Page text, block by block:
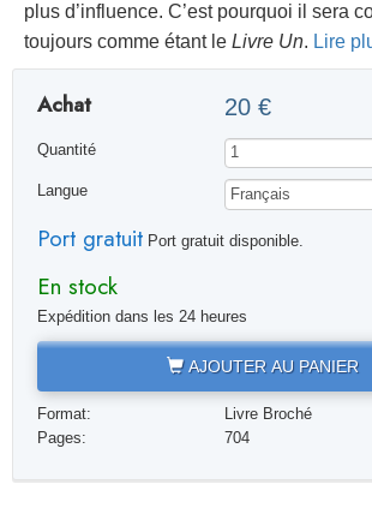
plus d’influence. C’est pourquoi il sera
toujours comme étant le Livre Un. Lire
Achat 20 €
Quantité
Langue
Port gratuitPort gratuit disponible.
En stock
Expédition dans les 24 heures
AJOUTER AU PANIER
Format:
Livre Broché
Pages:
704